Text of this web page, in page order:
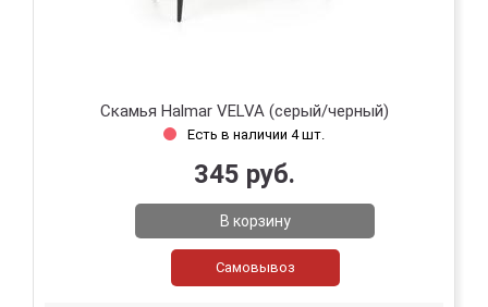
Скамья Halmar VELVA (серый/черный)
Есть в наличии 4 шт.
345 руб.
В корзину
Самовывоз